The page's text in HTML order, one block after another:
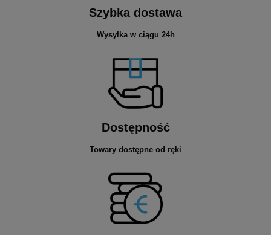
Szybka dostawa
Wysyłka w ciągu 24h
Dostępność
Towary dostępne od ręki